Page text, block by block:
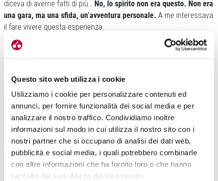
Questo sito web utilizza i cookie
Utilizziamo i cookie per personalizzare contenuti ed
annunci, per fornire funzionalità dei social media e per
analizzare il nostro traffico. Condividiamo inoltre
informazioni sul modo in cui utilizza il nostro sito con i
nostri partner che si occupano di analisi dei dati web,
pubblicità e social media, i quali potrebbero combinarle
con altre informazioni che ha fornito loro o che hanno
raccolto dal suo utilizzo dei loro servizi.
diceva di averne fatti di più… No, lo spirito non era questo. Non era
una gara, ma una sfida, un’avventura personale. A me interessava
il fare vivere questa esperienza.
Fabrizio, hai parlato di pianificazione, strategia. Spiegaci meglio.
La strategia non si deve basare sulla velocità ma sull’obiettivo di
pensare che si consumano 10.000 calorie ed è impensabile di
introdurle tutte mentre si pedala.Servono le pause giuste,
l’idratazione corretta, cambiarsi i vestiti, controllare la bici,
scegliere l’orario giusto che per me è il primo pomeriggio così da
affrontare la notte non del tutto sfiniti, mangiare bene…
E la scelta della salita?
E’ molto importante. Di solito l’Everesting si fa sulla salita preferita,
ma chi non ce l’ha deve pensare di ottimizzare. Come?